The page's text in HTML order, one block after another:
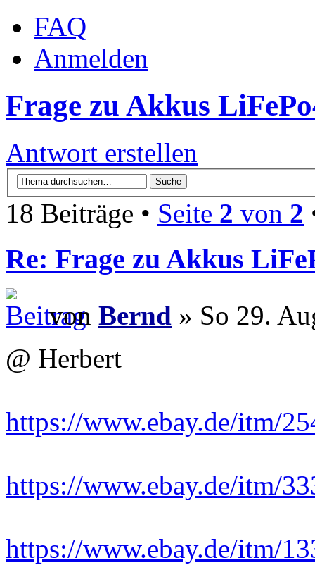
FAQ
Anmelden
Frage zu Akkus
Antwort erstellen
18 Beiträge • Seite 2 von 2
Re: Frage zu Akkus
von Bernd » So 29.
@ Herbert
https://www.ebay.de/itm/
https://www.ebay.de/itm/
https://www.ebay.de/itm/